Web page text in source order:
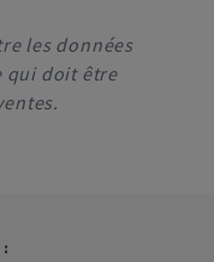
les données
qui doit être